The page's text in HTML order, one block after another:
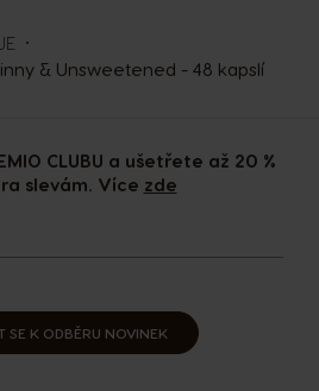
CLUBU a ušetřete až 20 %
slevám. Více zde
SE K ODBĚRU NOVINEK
& Unsweetened - 48 kapslí